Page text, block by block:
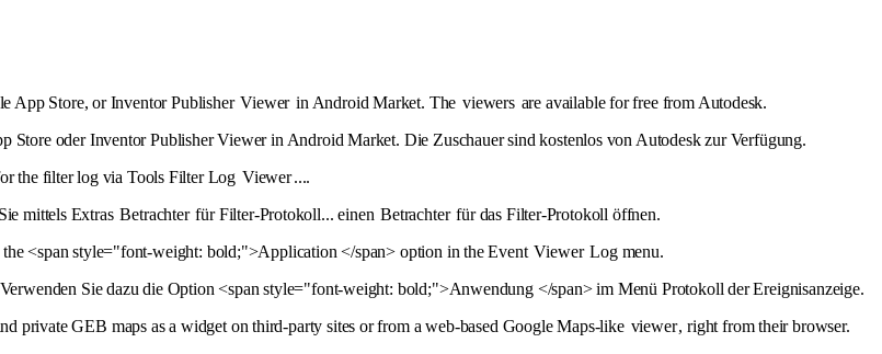
App Store, or Inventor Publisher Viewer in Android Market. The viewers are available for free from Autodesk.
oder Inventor Publisher Viewer in Android Market. Die Zuschauer sind kostenlos von Autodesk zur Verfügung.
the filter log via Tools Filter Log Viewer....
mittels Extras Betrachter für Filter-Protokoll... einen Betrachter für das Filter-Protokoll öffnen.
<span style="font-weight: bold;">Application </span> option in the Event Viewer Log menu.
Sie dazu die Option <span style="font-weight: bold;">Anwendung </span> im Menü Protokoll der Ereignisanzeige.
private GEB maps as a widget on third-party sites or from a web-based Google Maps-like viewer, right from their browser.